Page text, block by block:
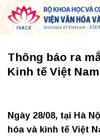
content
Thông báo ra
Kinh tế Việt Nam
Ngày 28/08, tại Hà
hóa và kinh tế Việt